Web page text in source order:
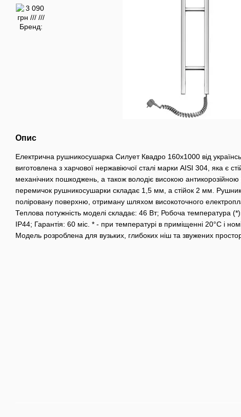
Опис
Електрична рушникосушарка Силует Квадро 160х1000 від
виготовлена з харчової нержавіючої сталі марки AISI 304, яка є
механічних пошкоджень, а також володіє високою антикорозійною
перемичок рушникосушарки складає 1,5 мм, а стійок 2 мм.
поліровану поверхню, отриману шляхом високоточного
Теплова потужність моделі складає: 46 Вт; Робоча температура
IP44; Гарантія: 60 міс. * - при температурі в приміщенні 20°С і
Модель розроблена для вузьких, глибоких ніш та звужених